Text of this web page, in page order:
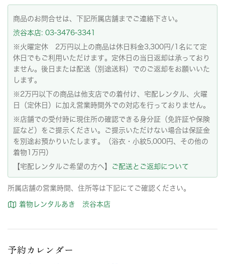
商品のお問合せは、下記所属店舗までご連絡下さい。
渋谷本店: 03-3476-3341
※火曜定休 2万円以上の商品は休日料金3,300円/1名にて定
休日でもご利用いただけます。定休日の当日返却は承っており
ません。後日または配送（別途送料）でのご返却をお願いいた
します。
※2万円以下の商品は他支店での着付け、宅配レンタル、火曜
日（定休日）に加え営業時間外での対応を行っておりません。
※店舗での受付時に現住所の確認できる身分証（免許証や保険
証など）をご提示ください。ご提示いただけない場合は保証金
を別途お預かりいたします。（浴衣・小紋5,000円、その他の
着物1万円）
【宅配レンタルご希望の方へ】
ご配送とご返却について
所属店舗の営業時間、住所等は下記にてご確認ください。
着物レンタルあき 渋谷本店
予約カレンダー